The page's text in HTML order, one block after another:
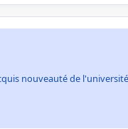
nouveauté de